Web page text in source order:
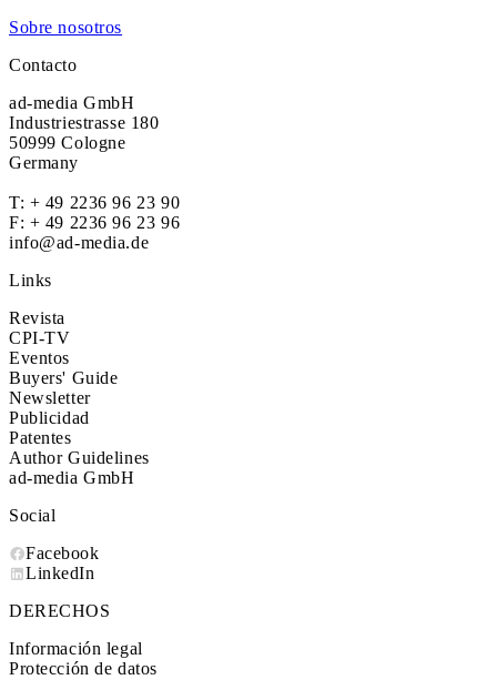
Sobre nosotros
Contacto
ad-media GmbH
Industriestrasse 180
50999 Cologne
Germany
T: + 49 2236 96 23 90
F: + 49 2236 96 23 96
info@ad-media.de
Links
Revista
CPI-TV
Eventos
Buyers' Guide
Newsletter
Publicidad
Patentes
Author Guidelines
ad-media GmbH
Social
Facebook
LinkedIn
DERECHOS
Información legal
Protección de datos